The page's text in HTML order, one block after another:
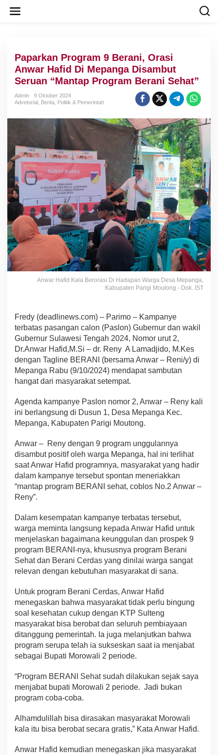
Paparkan Program 9 Berani, Orasi
Anwar Hafid Di Mepanga Disambut
Seruan “Mantap Program Berani Sehat”
Admin
9 Oktober 2024
Advetorial Berita Politik & Pemerintah
Anwar Hafid Kala Berorasi Di Hadapan Warga Desa Mepanga,
Kabupaten Parigi Moutong - Dok. IST
Fredy (deadlinews.com) – Parimo – Kampanye
terbatas pasangan calon (Paslon) Gubernur dan wakil
Gubernur Sulawesi Tengah 2024, Nomor urut 2,
Dr.Anwar Hafid,M.Si – dr. Reny A Lamadjido, M.Kes
dengan Tagline BERANI (bersama Anwar – Reni/y) di
Mepanga Rabu (9/10/2024) mendapat sambutan
hangat dari masyarakat setempat.
Agenda kampanye Paslon nomor 2, Anwar – Reny kali
ini berlangsung di Dusun 1, Desa Mepanga Kec.
Mepanga, Kabupaten Parigi Moutong.
Anwar – Reny dengan 9 program unggulannya
disambut positif oleh warga Mepanga, hal ini terlihat
saat Anwar Hafid programnya, masyarakat yang hadir
dalam kampanye tersebut spontan meneriakkan
“mantap program BERANI sehat, coblos No.2 Anwar –
Reny”.
Dalam kesempatan kampanye terbatas tersebut,
warga meminta langsung kepada Anwar Hafid untuk
menjelaskan bagaimana keunggulan dan prospek 9
program BERANI-nya, khususnya program Berani
Sehat dan Berani Cerdas yang dinilai warga sangat
relevan dengan kebutuhan masyarakat di sana.
Untuk program Berani Cerdas, Anwar Hafid
menegaskan bahwa masyarakat tidak perlu bingung
soal kesehatan cukup dengan KTP Sulteng
masyarakat bisa berobat dan seluruh pembiayaan
ditanggung pemerintah. Ia juga melanjutkan bahwa
program serupa telah ia sukseskan saat ia menjabat
sebagai Bupati Morowali 2 periode.
“Program BERANI Sehat sudah dilakukan sejak saya
menjabat bupati Morowali 2 periode. Jadi bukan
program coba-coba.
Alhamdulillah bisa dirasakan masyarakat Morowali
kala itu bisa berobat secara gratis,” Kata Anwar Hafid.
Anwar Hafid kemudian menegaskan jika masyarakat